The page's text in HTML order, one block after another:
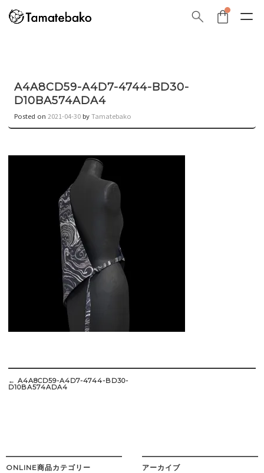
A4A8CD59-A4D7-4744-BD30-
D10BA574ADA4
Posted on 2021-04-30 byTamatebako
Post
navigation
← A4A8CD59-A4D7-4744-BD30-
D10BA574ADA4
ONLINE商品カテゴリー アーカイブ